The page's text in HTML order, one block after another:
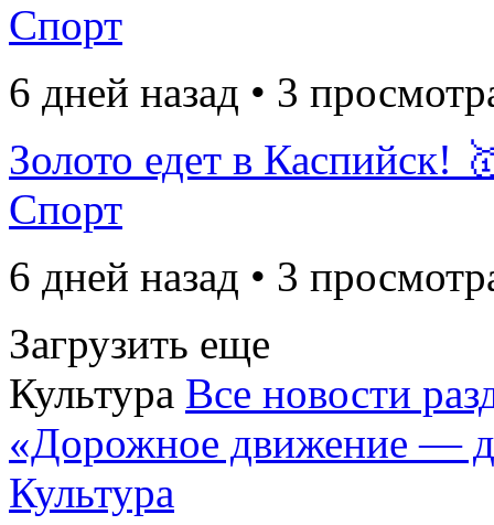
Спорт
6 дней назад • 3
Золото едет в Каспийск!
Спорт
6 дней назад • 3
Загрузить еще
Культура Все новости
«Дорожное движение —
Культура